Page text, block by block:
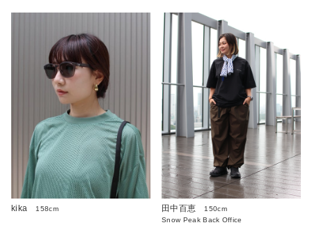
kika 158cm 田中百恵
150cm
Snow Peak Back Office